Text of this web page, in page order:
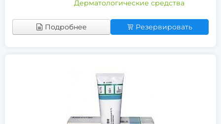
Дерматологические средства
Подробнее Резервировать